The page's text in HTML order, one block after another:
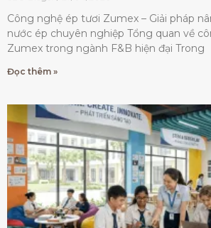
Công nghệ ép tươi Zumex – Giải pháp
nước ép chuyên nghiệp Tổng quan về
Zumex trong ngành F&B hiện đại Trong
Đọc thêm »